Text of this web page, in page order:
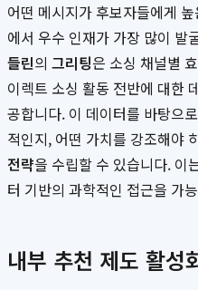
어떤 메시지가 후보자들에게
에서 우수 인재가 가장 많이 발
들린의 그리팅은 소싱 채널별
이렉트 소싱 활동 전반에 대한
공합니다. 이 데이터를 바탕으
적인지, 어떤 가치를 강조해야
전략을 수립할 수 있습니다. 이
터 기반의 과학적인 접근을 가
내부 추천 제도 활성